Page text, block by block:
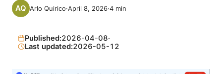
Arlo Quirico·April 8, 2026·4 min
Published:2026-04-08·
Last updated:2026-05-12